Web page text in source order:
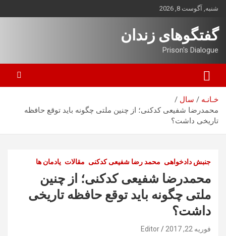
بروید
شنبه, آگوست 8, 2026
گفتگوهای زندان
Prison's Dialogue
خـانـه
سال
محمدرضا شفیعی کدکنی؛ از چنین ملتی چگونه باید توقع حافظه
تاریخی داشت؟
جنبش دادخواهی محمد رضا شفیعی کدکنی مقالات یادمان ها
محمدرضا شفیعی کدکنی؛ از چنین
ملتی چگونه باید توقع حافظه تاریخی
داشت؟
فوریه 22, 2017 Editor